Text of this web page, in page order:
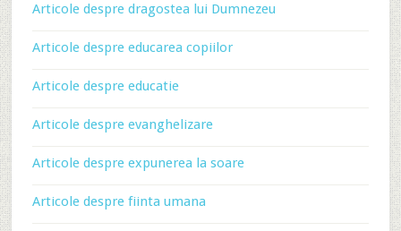
Articole despre dragostea lui Dumnezeu
Articole despre educarea copiilor
Articole despre educatie
Articole despre evanghelizare
Articole despre expunerea la soare
Articole despre fiinta umana